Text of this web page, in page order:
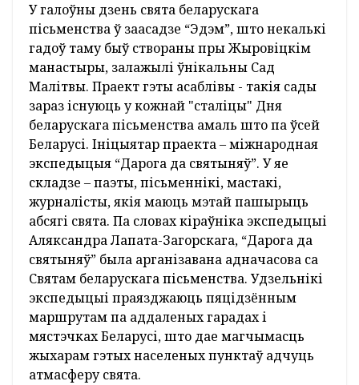
У галоўны дзень свята беларускага
пісьменства ў заасадзе “Эдэм”, што некалькі
гадоў таму быў створаны пры Жыровіцкім
манастыры, залажылі ўнікальны Сад
Малітвы. Праект гэты асаблівы - такія сады
зараз існуюць у кожнай "сталіцы" Дня
беларускага пісьменства амаль што па ўсей
Беларусі. Ініцыятар праекта – міжнародная
экспедыцыя “Дарога да святыняў”. У яе
складзе – паэты, пісьменнікі, мастакі,
журналісты, якія маюць мэтай пашырыць
абсягі свята. Па словах кіраўніка экспедыцыі
Аляксандра Лапата-Загорскага, “Дарога да
святыняў” была арганізавана адначасова са
Святам беларускага пісьменства. Удзельнікі
экспедыцыі праязджаюць пяцідзённым
маршрутам па аддаленых гарадах і
мястэчках Беларусі, што дае магчымасць
жыхарам гэтых населеных пунктаў адчуць
атмасферу свята.